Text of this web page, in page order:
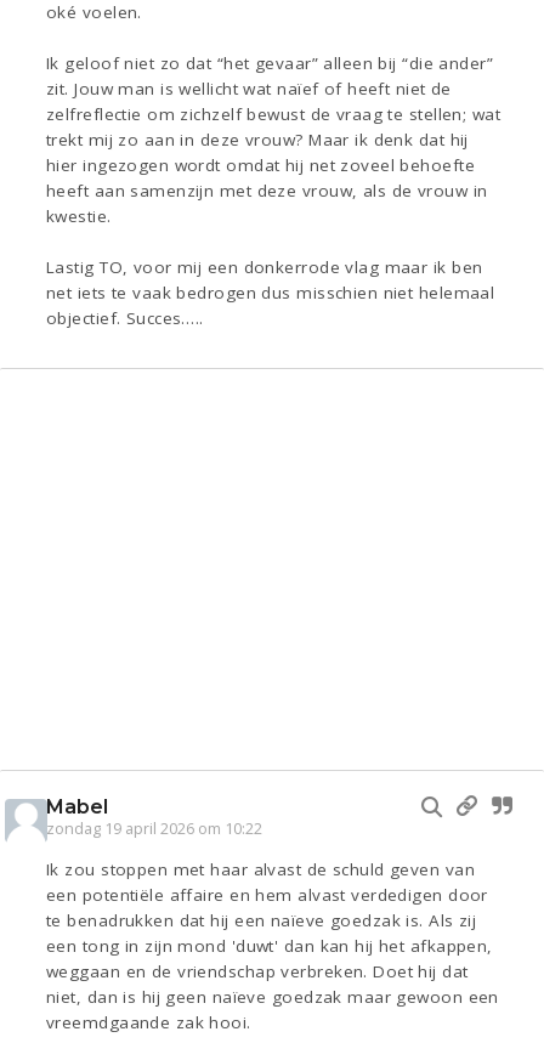
oké voelen.
Ik geloof niet zo dat “het gevaar” alleen bij “die ander”
zit. Jouw man is wellicht wat naïef of heeft niet de
zelfreflectie om zichzelf bewust de vraag te stellen; wat
trekt mij zo aan in deze vrouw? Maar ik denk dat hij
hier ingezogen wordt omdat hij net zoveel behoefte
heeft aan samenzijn met deze vrouw, als de vrouw in
kwestie.
Lastig TO, voor mij een donkerrode vlag maar ik ben
net iets te vaak bedrogen dus misschien niet helemaal
objectief. Succes…..
Mabel
zondag 19 april 2026 om 10:22
Ik zou stoppen met haar alvast de schuld geven van
een potentiële affaire en hem alvast verdedigen door
te benadrukken dat hij een naïeve goedzak is. Als zij
een tong in zijn mond 'duwt' dan kan hij het afkappen,
weggaan en de vriendschap verbreken. Doet hij dat
niet, dan is hij geen naïeve goedzak maar gewoon een
vreemdgaande zak hooi.